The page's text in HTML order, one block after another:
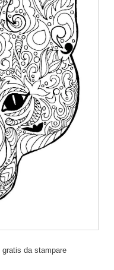
gratis da stampare